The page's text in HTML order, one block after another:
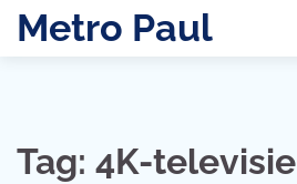
SkipMetro Paul
Tag: 4K-televisie